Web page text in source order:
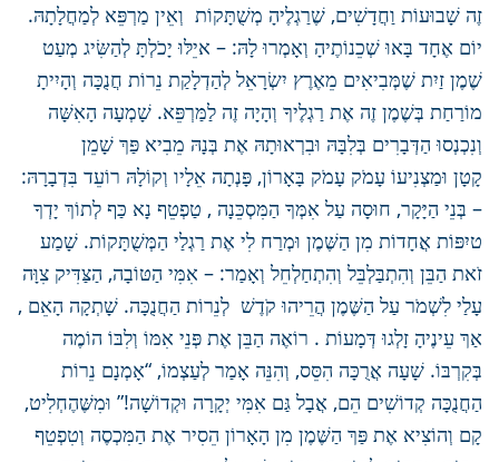
זֶה שָׁבוּעוֹת וַחֲדָשִׁים, שֶׁרַגְלֶיהָ מְשֻׁתָּקוֹת וְאֵין מַרְפֵּא לְמַחֲלָתָהּ.
יוֹם אֶחָד בָּאוּ שְׁכֵנוֹתֶיהָ וְאָמְרוּ לָהּ: – איֵלּוּ יָכֹלְתָּ לְהַשִּׂיג מְעַט
שֶׁמֶן זַיִת שֶׁמְּבִיאִים מֵאֶרֶץ יִשְׂרָאֵל לְהַדְלָקַת נֵרוֹת חֲנֻכָּה וְהָיִיתָ
מוֹרַחַת בְּשֶׁמֶן זֶה אֶת רַגְלֶיךָ וְהָיָה זֶה לַמַּרְפֵּא. שָׁמְעָה הָאִשָּׁה
וְנִכְנְסוּ הַדְּבָרִים בְּלִבָּהּ וּבִרְאוּתָהּ אֶת בְּנָהּ מֵבִיא פַּךְ שָׁמֵן
קָטָן וּמַצְנִיעוֹ עָמֹק עָמֹק בָּאָרוֹן, פָּנְתָה אֵלָיו וְקוֹלָהּ רוֹעֵד בִּדְבָרָהּ:
– בְּנֵי הַיָּקָר, חוּסָה עַל אִמְּךָ הַמִּסְכֵּנָה , טַפְטֵף נָא כַּף לְתוֹךְ יָדְךָ
טיִפּוֹת אֲחָדוֹת מִן הַשֶּׁמֶן וּמְרַח לִי אֶת רַגְלַי הַמְּשֻׁתָּקוֹת. שָׁמַע
זֹאת הַבֵּן וְהִתְבַּלְבֵּל וְהִתְחַלְחֵל וְאָמַר: – אִמִּי הַטּוֹבָה, הַצַּדִּיק צִוָּה
עָלַי לִשְׁמֹר עַל הַשֶּׁמֶן הֲרֵיהוּ קֹדֶשׁ לְנֵרוֹת הַחֲנֻכָּה. שָׁתְקָה הָאֵם ,
אַךְ עֵינֶיהָ זָלְגוּ דְּמָעוֹת . רוֹאֶה הַבֵּן אֶת פְּנֵי אִמּוֹ וְלִבּוֹ הוֹמֶה
בְּקִרְבּוֹ. שָׁעָה אֲרֻכָּה הִסֵּס, וְהִנֵּה אָמַר לְעַצְמוֹ, “אָמְנָם נֵרוֹת
הַחֲנֻכָּה קְדוֹשִׁים הֵם, אֲבָל גַּם אִמִּי יְקָרָה וּקְדוֹשָׁה!” וּמִשֶּׁהֶחְלִיט,
קָם וְהוֹצִיא אֶת פַּךְ הַשֶּׁמֶן מִן הָאָרוֹן הֵסִיר אֶת הַמִּכְסֶה וְטִפְטֵף